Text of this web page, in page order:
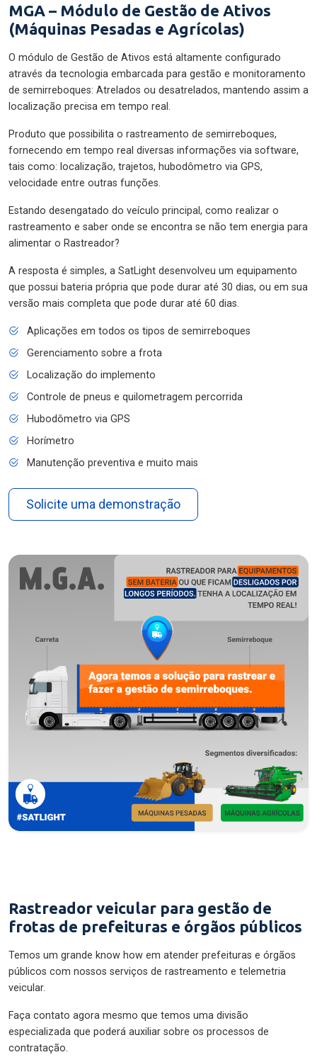
MGA – Módulo de Gestão de Ativos
(Máquinas Pesadas e Agrícolas)
O módulo de Gestão de Ativos está altamente configurado
através da tecnologia embarcada para gestão e monitoramento
de semirreboques: Atrelados ou desatrelados, mantendo assim a
localização precisa em tempo real.
Produto que possibilita o rastreamento de semirreboques,
fornecendo em tempo real diversas informações via software,
tais como: localização, trajetos, hubodômetro via GPS,
velocidade entre outras funções.
Estando desengatado do veículo principal, como realizar o
rastreamento e saber onde se encontra se não tem energia para
alimentar o Rastreador?
A resposta é simples, a SatLight desenvolveu um equipamento
que possui bateria própria que pode durar até 30 dias, ou em sua
versão mais completa que pode durar até 60 dias.
Aplicações em todos os tipos de semirreboques
Gerenciamento sobre a frota
Localização do implemento
Controle de pneus e quilometragem percorrida
Hubodômetro via GPS
Horímetro
Manutenção preventiva e muito mais
Solicite uma demonstração
Rastreador veicular para gestão de
frotas de prefeituras e órgãos públicos
Temos um grande know how em atender prefeituras e órgãos
públicos com nossos serviços de rastreamento e telemetria
veicular.
Faça contato agora mesmo que temos uma divisão
especializada que poderá auxiliar sobre os processos de
contratação.